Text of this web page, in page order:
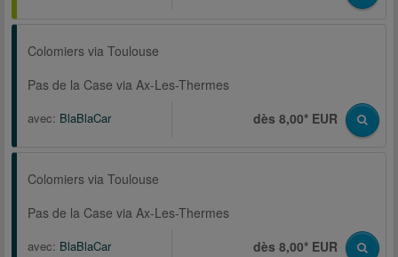
Colomiers via Toulouse
Pas de la Case via Ax-Les-Thermes
avec: BlaBlaCar dès 8,00* EUR
Colomiers via Toulouse
Pas de la Case via Ax-Les-Thermes
avec: BlaBlaCar dès 8,00* EUR